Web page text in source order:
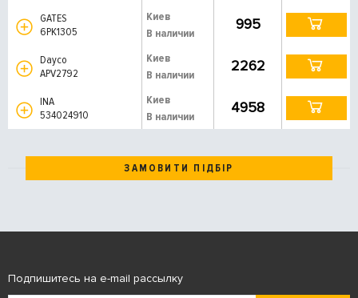
GATES
6PK1305
Киев
В наличии
995
Dayco
APV2792
Киев
В наличии
2262
INA
534024910
Киев
В наличии
4958
ЗАМОВИТИ ПІДБІР
Подпишитесь на e-mail рассылку